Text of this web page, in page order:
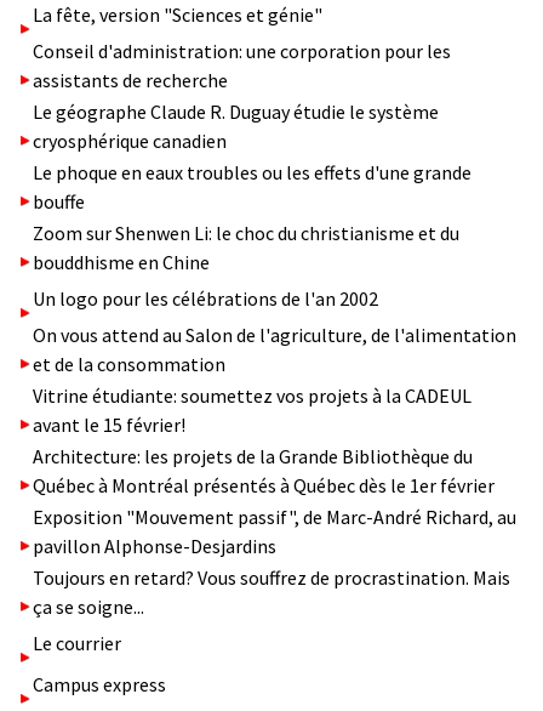
La fête, version "Sciences et génie"
Conseil d'administration: une corporation pour les
assistants de recherche
Le géographe Claude R. Duguay étudie le système
cryosphérique canadien
Le phoque en eaux troubles ou les effets d'une grande
bouffe
Zoom sur Shenwen Li: le choc du christianisme et du
bouddhisme en Chine
Un logo pour les célébrations de l'an 2002
On vous attend au Salon de l'agriculture, de l'alimentation
et de la consommation
Vitrine étudiante: soumettez vos projets à la CADEUL
avant le 15 février!
Architecture: les projets de la Grande Bibliothèque du
Québec à Montréal présentés à Québec dès le 1er février
Exposition "Mouvement passif", de Marc-André Richard, au
pavillon Alphonse-Desjardins
Toujours en retard? Vous souffrez de procrastination. Mais
ça se soigne...
Le courrier
Campus express